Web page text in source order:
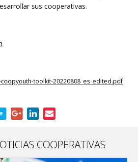
sus cooperativas.
toolkit-20220808_es_edited.pdf
COOPERATIVAS